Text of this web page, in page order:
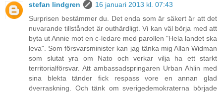
stefan lindgren
16 januari 2013 kl. 07:43
Surprisen bestämmer du. Det enda som är säkert är att det
nuvarande tillståndet är outhärdligt. Vi kan väl börja med att
byta ut Annie mot en c-ledare med parollen "Hela landet ska
leva". Som försvarsminister kan jag tänka mig Allan Widman
som slutat yra om Nato och verkar vilja ha ett starkt
territorialförsvar. Att ambassadspringaren Urban Ahlin med
sina blekta tänder fick respass vore en annan glad
överraskning. Och tänk om sverigedemokraterna började